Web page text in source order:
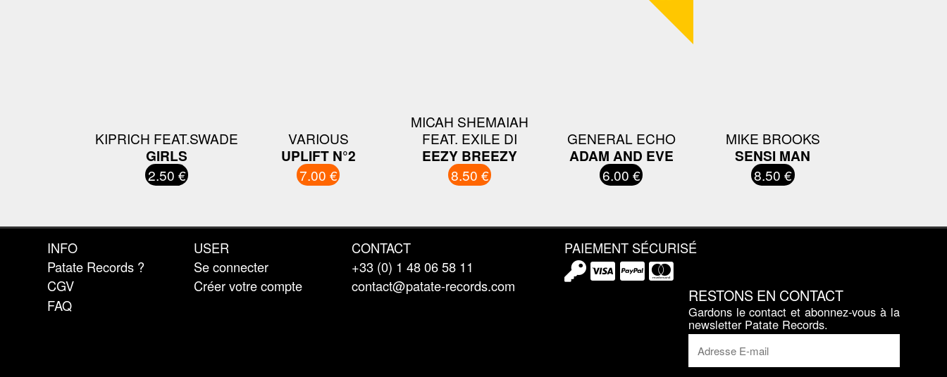
KIPRICH FEAT.SWADE
GIRLS
2.50 €
VARIOUS
UPLIFT N°2
7.00 €
MICAH SHEMAIAH
FEAT. EXILE DI
EEZY BREEZY
8.50 €
GENERAL ECHO
ADAM AND EVE
6.00 €
MIKE BROOKS
SENSI MAN
8.50 €
INFO
Patate Records ?
CGV
FAQ
USER
Se connecter
Créer votre compte
CONTACT
+33 (0) 1 48 06 58 11
contact@patate-records.com
PAIEMENT SÉCURISÉ
RESTONS EN CONTACT
Gardons le contact et abonnez-vous à la
newsletter Patate Records.